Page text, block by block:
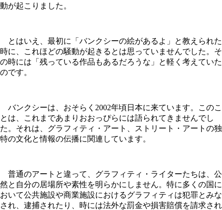
動が起こりました。
とはいえ、最初に「バンクシーの絵があるよ」と教えられた
時に、これほどの騒動が起きるとは思っていませんでした。そ
の時には「残っている作品もあるだろうな」と軽く考えていた
のです。
バンクシーは、おそらく2002年頃日本に来ています。このこ
とは、これまであまりおおっぴらには語られてきませんでし
た。それは、グラフィティ・アート、ストリート・アートの独
特の文化と情報の伝播に関連しています。
普通のアートと違って、グラフィティ・ライターたちは、公
然と自分の居場所や素性を明らかにしません。特に多くの国に
おいて公共施設や商業施設におけるグラフィティは犯罪とみな
され、逮捕されたり、時には法外な罰金や損害賠償を請求され